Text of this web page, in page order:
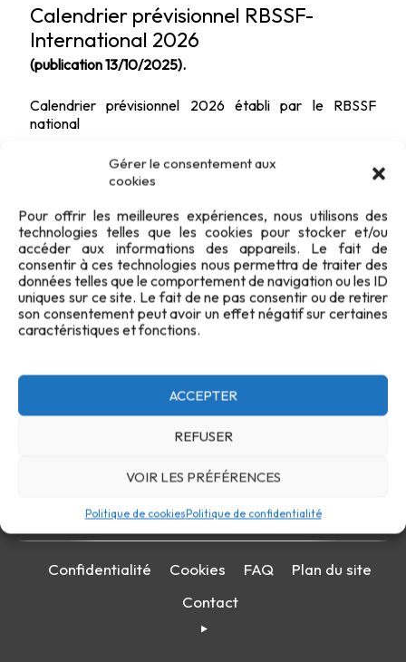
Gérer le consentement aux
cookies
Pour offrir les meilleures expériences, nous utilisons des
technologies telles que les cookies pour stocker et/ou
accéder aux informations des appareils. Le fait de
consentir à ces technologies nous permettra de traiter des
données telles que le comportement de navigation ou les ID
uniques sur ce site. Le fait de ne pas consentir ou de retirer
son consentement peut avoir un effet négatif sur certaines
caractéristiques et fonctions.
ACCEPTER
REFUSER
VOIR LES PRÉFÉRENCES
Politique de cookiesPolitique de confidentialité
Calendrier prévisionnel RBSSF-
International 2026
(publication 13/10/2025).
Calendrier prévisionnel 2026 établi par le RBSSF
national
Confidentialité Cookies FAQ
Plan du site
Contact